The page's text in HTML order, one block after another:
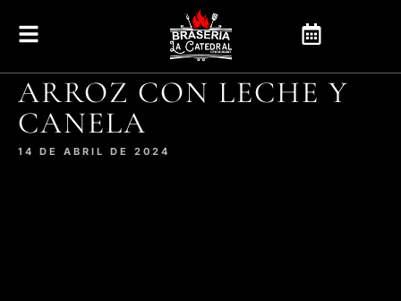
ARROZ CON LECHE Y
CANELA
14 DE ABRIL DE 2024